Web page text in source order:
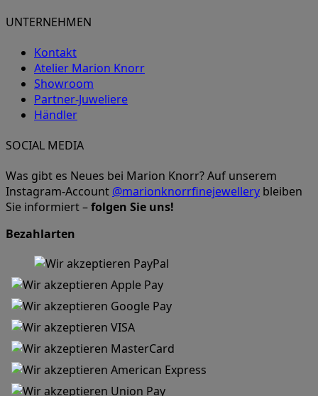
UNTERNEHMEN
Kontakt
Atelier Marion Knorr
Showroom
Partner-Juweliere
Händler
SOCIAL MEDIA
Was gibt es Neues bei Marion Knorr? Auf unserem
Instagram-Account @marionknorrfinejewellery bleiben
Sie informiert –folgen Sie uns!
Bezahlarten